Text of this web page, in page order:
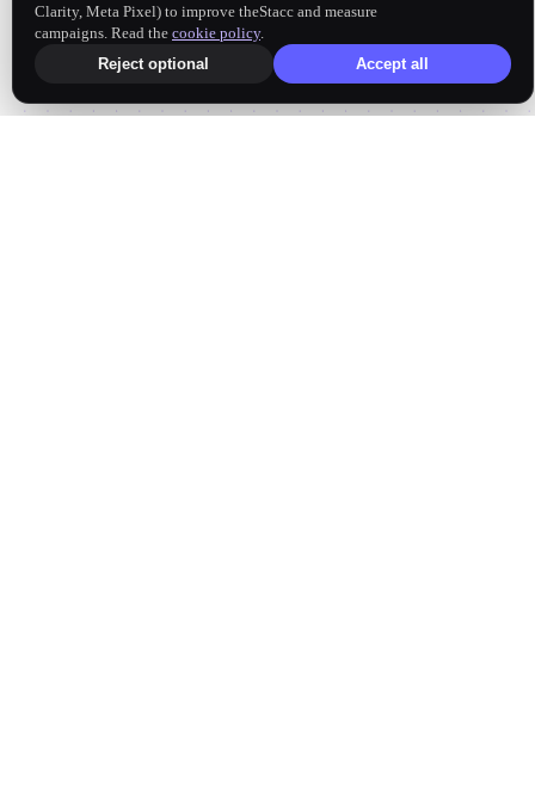
Clarity, Meta Pixel) to improve theStacc and measure
campaigns. Read the cookie policy.
Reject optional
Accept all